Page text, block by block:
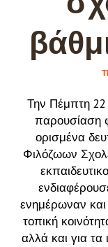
Την Πέμπτη
παρουσίαση
ορισμένα
Φιλόζωων
ενημέρωναν και
τοπική
αλλά και για τα